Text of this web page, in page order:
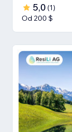
5,0 (1)
Od 200 $